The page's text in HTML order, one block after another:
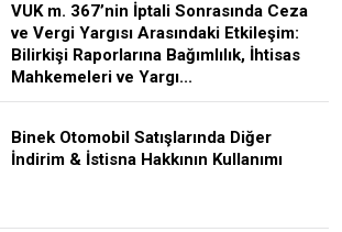
VUK m. 367’nin İptali Sonrasında Ceza
ve Vergi Yargısı Arasındaki Etkileşim:
Bilirkişi Raporlarına Bağımlılık, İhtisas
Mahkemeleri ve Yargı...
Binek Otomobil Satışlarında Diğer
İndirim & İstisna Hakkının Kullanımı